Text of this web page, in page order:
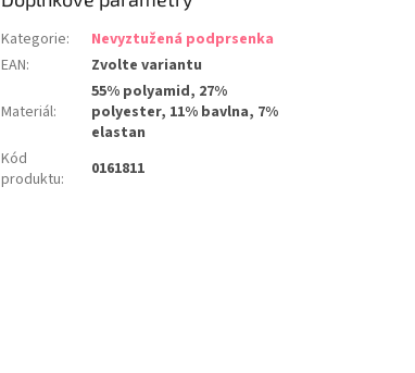
Kategorie:
Nevyztužená podprsenka
EAN: Zvolte variantu
Materiál:
55% polyamid, 27%
polyester, 11% bavlna, 7%
elastan
Kód
produktu: 0161811